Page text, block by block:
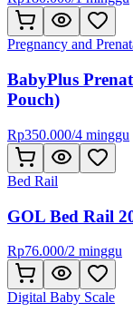
Pregnancy and
BabyPlus
Pouch)
Rp350.000/4 minggu
Bed Rail
GOL Bed Rail
Rp76.000/2 minggu
Digital Baby Scale